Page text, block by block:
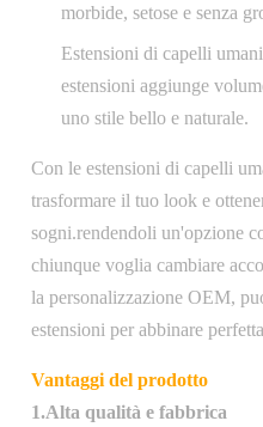
morbide, setose e senza
Estensioni di capelli
estensioni aggiunge
uno stile bello e naturale.
Con le estensioni di capelli
trasformare il tuo look e
sogni.rendendoli un'opzione
chiunque voglia cambiare
la personalizzazione OEM,
estensioni per abbinare
Vantaggi del prodotto
1.Alta qualità e fabbrica